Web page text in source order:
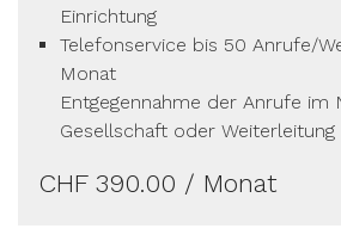
Einrichtung
Telefonservice bis 50 Anrufe/
Monat
Entgegennahme der Anrufe im
Gesellschaft oder
CHF 390.00 / Monat